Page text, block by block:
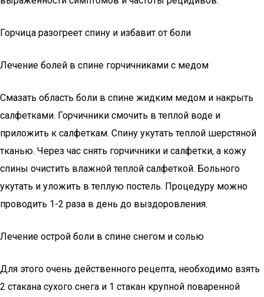
Горчица разогреет спину и избавит от боли
Лечение болей в спине горчичниками с медом
Смазать область боли в спине жидким медом и накрыть
салфетками. Горчичники смочить в теплой воде и
приложить к салфеткам. Спину укутать теплой шерстяной
тканью. Через час снять горчичники и салфетки, а кожу
спины очистить влажной теплой салфеткой. Больного
укутать и уложить в теплую постель. Процедуру можно
проводить 1-2 раза в день до выздоровления.
Лечение острой боли в спине снегом и солью
Для этого очень действенного рецепта, необходимо взять
2 стакана сухого снега и 1 стакан крупной поваренной